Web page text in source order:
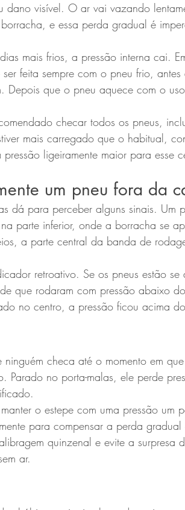
dano visível. O ar vai vazando
e essa perda gradual é
mais frios, a pressão interna cai.
feita sempre com o pneu frio,
Depois que o pneu aquece com o
checar todos os pneus,
mais carregado que o habitual,
ligeiramente maior para esse
um pneu fora da
dá para perceber alguns sinais. Um
parte inferior, onde a borracha se
a parte central da banda de
retroativo. Se os pneus estão se
que rodaram com pressão abaixo
no centro, a pressão ficou acima
checa até o momento em
Parado no porta-malas, ele perde
o estepe com uma pressão um
para compensar a perda
quinzenal e evite a surpresa
ar.